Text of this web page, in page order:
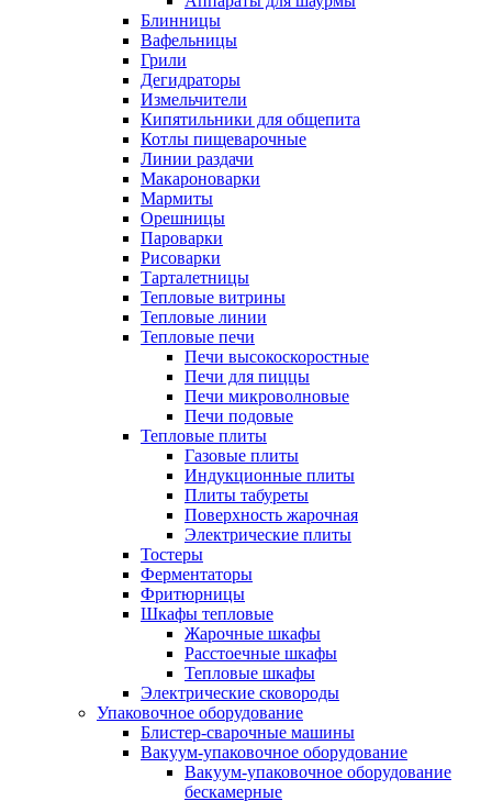
Блинницы
Вафельницы
Грили
Дегидраторы
Измельчители
Кипятильники для общепита
Котлы пищеварочные
Линии раздачи
Макароноварки
Мармиты
Орешницы
Пароварки
Рисоварки
Тарталетницы
Тепловые витрины
Тепловые линии
Тепловые печи
Печи высокоскоростные
Печи для пиццы
Печи микроволновые
Печи подовые
Тепловые плиты
Газовые плиты
Индукционные плиты
Плиты табуреты
Поверхность жарочная
Электрические плиты
Тостеры
Ферментаторы
Фритюрницы
Шкафы тепловые
Жарочные шкафы
Расстоечные шкафы
Тепловые шкафы
Электрические сковороды
Упаковочное оборудование
Блистер-сварочные машины
Вакуум-упаковочное оборудование
Вакуум-упаковочное оборудование
беcкамерные